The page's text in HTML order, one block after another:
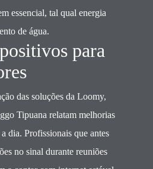
essencial, tal qual energia
de água.
para
das soluções da Loomy,
Tipuana relatam melhorias
dia. Profissionais que antes
no sinal durante reuniões